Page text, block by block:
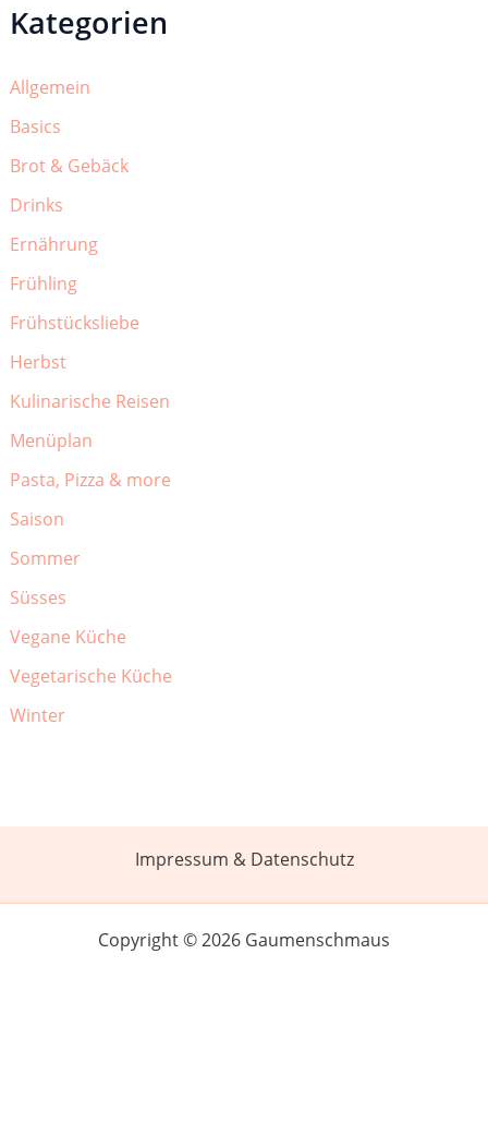
Kategorien
Allgemein
Basics
Brot & Gebäck
Drinks
Ernährung
Frühling
Frühstücksliebe
Herbst
Kulinarische Reisen
Menüplan
Pasta, Pizza & more
Saison
Sommer
Süsses
Vegane Küche
Vegetarische Küche
Winter
Impressum & Datenschutz
Copyright © 2026 Gaumenschmaus